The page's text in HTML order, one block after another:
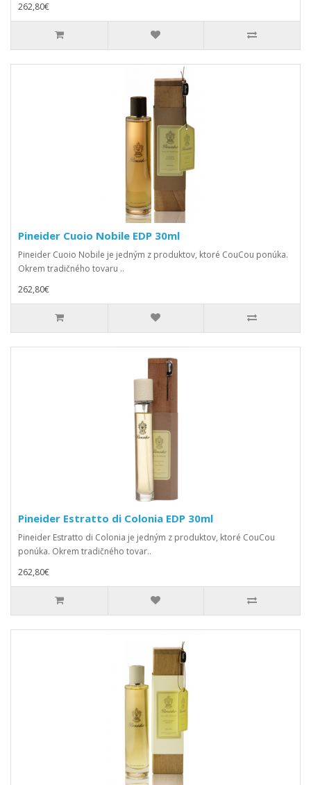
262,80€
Pineider Cuoio Nobile EDP 30ml
Pineider Cuoio Nobile je jedným z produktov, ktoré CouCou ponúka.
Okrem tradičného tovaru ..
262,80€
Pineider Estratto di Colonia EDP 30ml
Pineider Estratto di Colonia je jedným z produktov, ktoré CouCou
ponúka. Okrem tradičného tovar..
262,80€